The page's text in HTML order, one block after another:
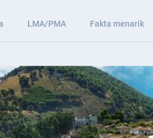
LMA/PMA Fakta menarik